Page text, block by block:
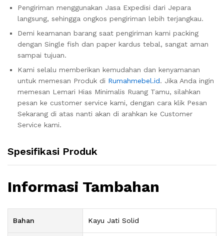
Pengiriman menggunakan Jasa Expedisi dari Jepara
langsung, sehingga ongkos pengiriman lebih terjangkau.
Demi keamanan barang saat pengiriman kami packing
dengan Single fish dan paper kardus tebal, sangat aman
sampai tujuan.
Kami selalu memberikan kemudahan dan kenyamanan
untuk memesan Produk di Rumahmebel.id. Jika Anda ingin
memesan Lemari Hias Minimalis Ruang Tamu, silahkan
pesan ke customer service kami, dengan cara klik Pesan
Sekarang di atas nanti akan di arahkan ke Customer
Service kami.
Spesifikasi Produk
Informasi Tambahan
Bahan Kayu Jati Solid